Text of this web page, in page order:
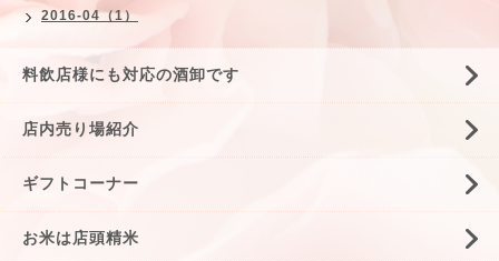
2016-04（1）
料飲店様にも対応の酒卸です
店内売り場紹介
ギフトコーナー
お米は店頭精米